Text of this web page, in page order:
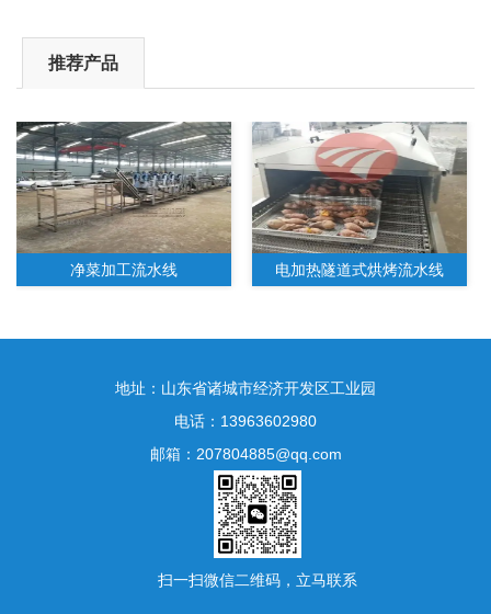
推荐产品
净菜加工流水线 电加热隧道式烘烤流水线
水果净菜加工生产线
地址：山东省诸城市经济开发区工业园
电话：13963602980
邮箱：207804885@qq.com
扫一扫微信二维码，立马联系